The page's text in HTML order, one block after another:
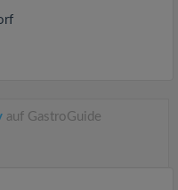
auf GastroGuide